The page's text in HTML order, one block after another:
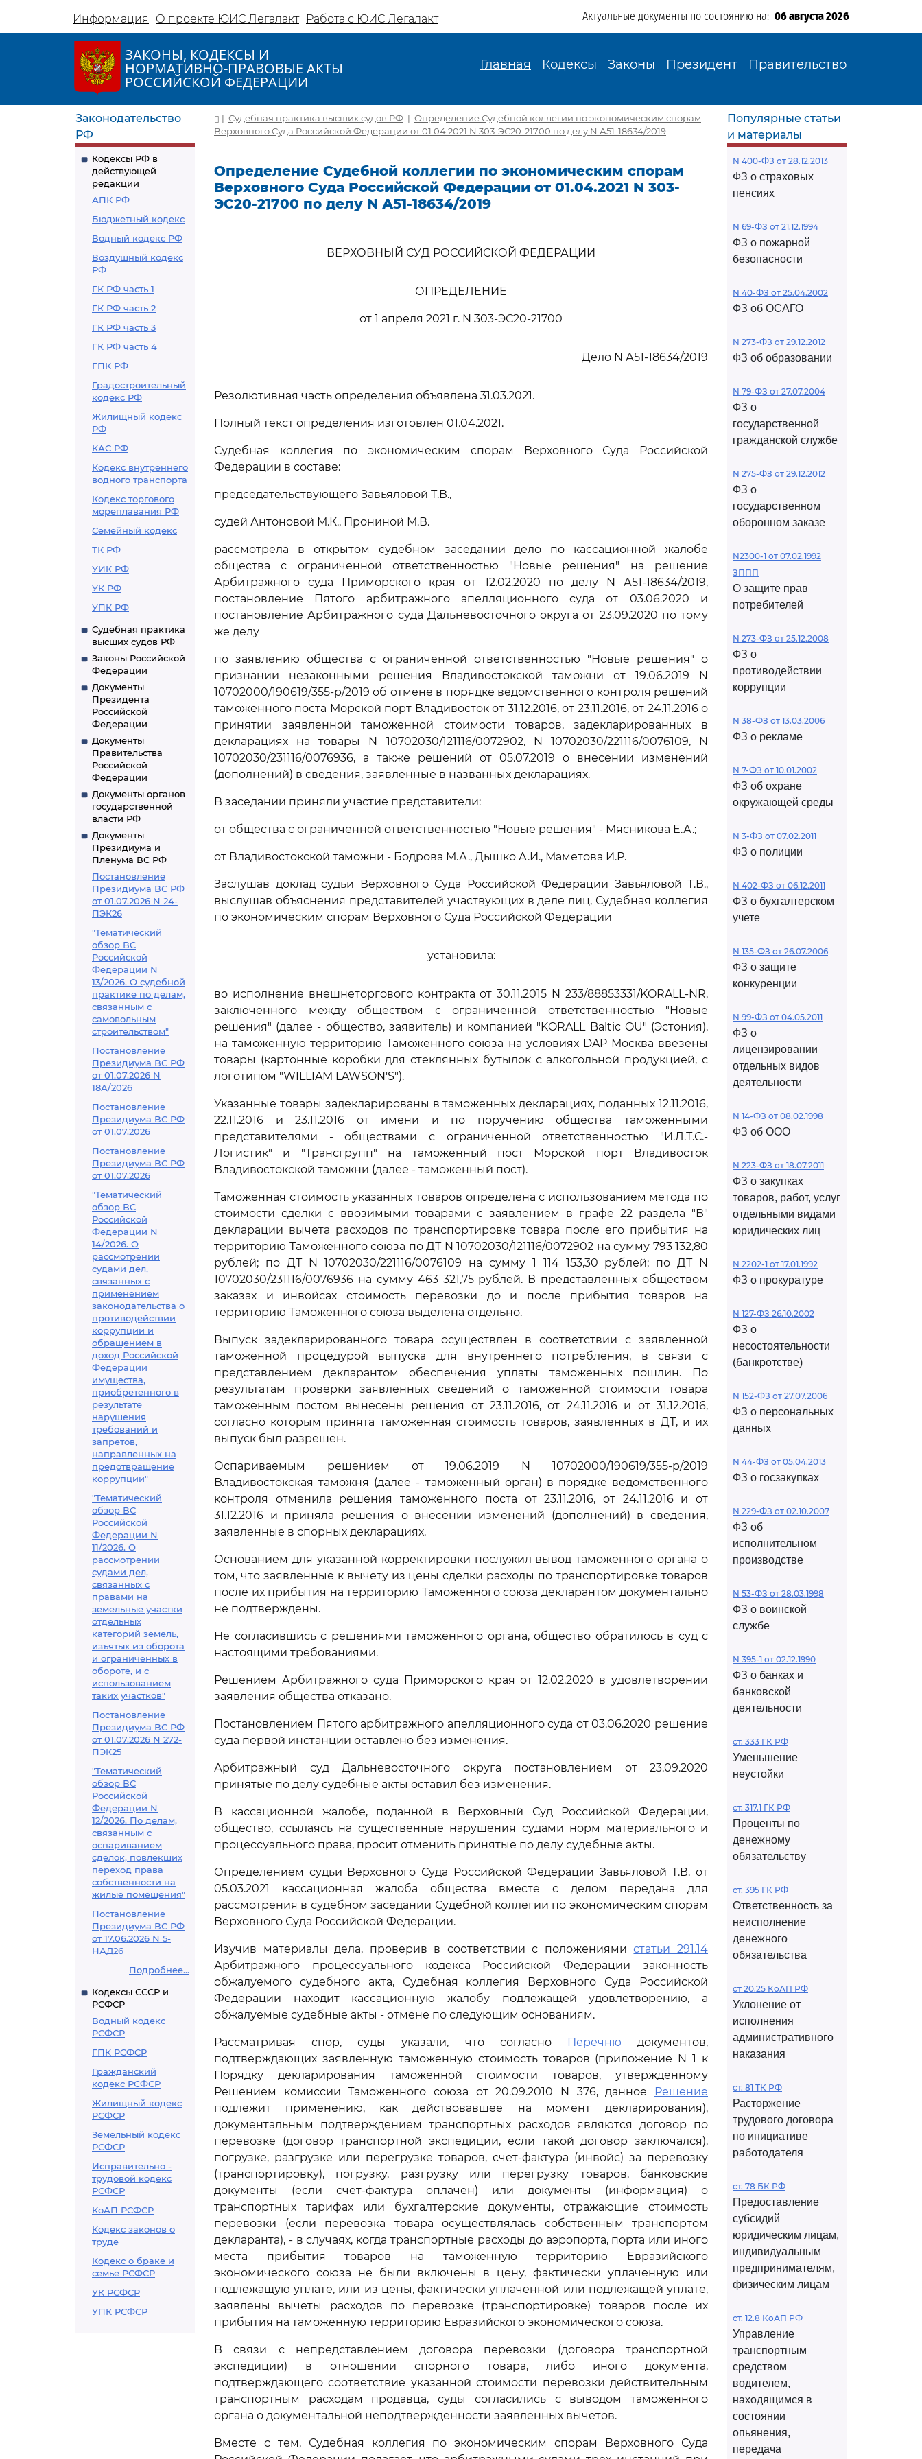
Информация О проекте ЮИС Легалакт Работа с ЮИС Легалакт Актуальные документы по состоянию на: 06 августа 2026
ЗАКОНЫ, КОДЕКСЫ И
НОРМАТИВНО-ПРАВОВЫЕ АКТЫ
РОССИЙСКОЙ ФЕДЕРАЦИИ
Главная Кодексы Законы Президент Правительство
Законодательство
РФ
Кодексы РФ в
действующей
редакции
АПК РФ
Бюджетный кодекс
Водный кодекс РФ
Воздушный кодекс
РФ
ГК РФ часть 1
ГК РФ часть 2
ГК РФ часть 3
ГК РФ часть 4
ГПК РФ
Градостроительный
кодекс РФ
Жилищный кодекс
РФ
КАС РФ
Кодекс внутреннего
водного транспорта
Кодекс торгового
мореплавания РФ
Семейный кодекс
ТК РФ
УИК РФ
УК РФ
УПК РФ
Судебная практика
высших судов РФ
Законы Российской
Федерации
Документы
Президента
Российской
Федерации
Документы
Правительства
Российской
Федерации
Документы органов
государственной
власти РФ
Документы
Президиума и
Пленума ВС РФ
Постановление
Президиума ВС РФ
от 01.07.2026 N 24-
ПЭК26
"Тематический
обзор ВС
Российской
Федерации N
13/2026. О судебной
практике по делам,
связанным с
самовольным
строительством"
Постановление
Президиума ВС РФ
от 01.07.2026 N
18А/2026
Постановление
Президиума ВС РФ
от 01.07.2026
Постановление
Президиума ВС РФ
от 01.07.2026
"Тематический
обзор ВС
Российской
Федерации N
14/2026. О
рассмотрении
судами дел,
связанных с
применением
законодательства о
противодействии
коррупции и
обращением в
доход Российской
Федерации
имущества,
приобретенного в
результате
нарушения
требований и
запретов,
направленных на
предотвращение
коррупции"
"Тематический
обзор ВС
Российской
Федерации N
11/2026. О
рассмотрении
судами дел,
связанных с
правами на
земельные участки
отдельных
категорий земель,
изъятых из оборота
и ограниченных в
обороте, и с
использованием
таких участков"
Постановление
Президиума ВС РФ
от 01.07.2026 N 272-
ПЭК25
"Тематический
обзор ВС
Российской
Федерации N
12/2026. По делам,
связанным с
оспариванием
сделок, повлекших
переход права
собственности на
жилые помещения"
Постановление
Президиума ВС РФ
от 17.06.2026 N 5-
НАД26
Подробнее...
Кодексы СССР и
РСФСР
Водный кодекс
РСФСР
ГПК РСФСР
Гражданский
кодекс РСФСР
Жилищный кодекс
РСФСР
Земельный кодекс
РСФСР
Исправительно -
трудовой кодекс
РСФСР
КоАП РСФСР
Кодекс законов о
труде
Кодекс о браке и
семье РСФСР
УК РСФСР
УПК РСФСР
| Судебная практика высших судов РФ | Определение Судебной коллегии по экономическим спорам
Верховного Суда Российской Федерации от 01.04.2021 N 303-ЭС20-21700 по делу N А51-18634/2019
Определение Судебной коллегии по экономическим спорам
Верховного Суда Российской Федерации от 01.04.2021 N 303-
ЭС20-21700 по делу N А51-18634/2019
ВЕРХОВНЫЙ СУД РОССИЙСКОЙ ФЕДЕРАЦИИ
ОПРЕДЕЛЕНИЕ
от 1 апреля 2021 г. N 303-ЭС20-21700
Дело N А51-18634/2019
Резолютивная часть определения объявлена 31.03.2021.
Полный текст определения изготовлен 01.04.2021.
Судебная коллегия по экономическим спорам Верховного Суда Российской
Федерации в составе:
председательствующего Завьяловой Т.В.,
судей Антоновой М.К., Прониной М.В.
рассмотрела в открытом судебном заседании дело по кассационной жалобе
общества с ограниченной ответственностью "Новые решения" на решение
Арбитражного суда Приморского края от 12.02.2020 по делу N А51-18634/2019,
постановление Пятого арбитражного апелляционного суда от 03.06.2020 и
постановление Арбитражного суда Дальневосточного округа от 23.09.2020 по тому
же делу
по заявлению общества с ограниченной ответственностью "Новые решения" о
признании незаконными решения Владивостокской таможни от 19.06.2019 N
10702000/190619/355-р/2019 об отмене в порядке ведомственного контроля решений
таможенного поста Морской порт Владивосток от 31.12.2016, от 23.11.2016, от 24.11.2016 о
принятии заявленной таможенной стоимости товаров, задекларированных в
декларациях на товары N 10702030/121116/0072902, N 10702030/221116/0076109, N
10702030/231116/0076936, а также решений от 05.07.2019 о внесении изменений
(дополнений) в сведения, заявленные в названных декларациях.
В заседании приняли участие представители:
от общества с ограниченной ответственностью "Новые решения" - Мясникова Е.А.;
от Владивостокской таможни - Бодрова М.А., Дышко А.И., Маметова И.Р.
Заслушав доклад судьи Верховного Суда Российской Федерации Завьяловой Т.В.,
выслушав объяснения представителей участвующих в деле лиц, Судебная коллегия
по экономическим спорам Верховного Суда Российской Федерации
установила:
во исполнение внешнеторгового контракта от 30.11.2015 N 233/88853331/KORALL-NR,
заключенного между обществом с ограниченной ответственностью "Новые
решения" (далее - общество, заявитель) и компанией "KORALL Baltic OU" (Эстония),
на таможенную территорию Таможенного союза на условиях DAP Москва ввезены
товары (картонные коробки для стеклянных бутылок с алкогольной продукцией, с
логотипом "WILLIAM LAWSON'S").
Указанные товары задекларированы в таможенных декларациях, поданных 12.11.2016,
22.11.2016 и 23.11.2016 от имени и по поручению общества таможенными
представителями - обществами с ограниченной ответственностью "И.Л.Т.С.-
Логистик" и "Трансгрупп" на таможенный пост Морской порт Владивосток
Владивостокской таможни (далее - таможенный пост).
Таможенная стоимость указанных товаров определена с использованием метода по
стоимости сделки с ввозимыми товарами с заявлением в графе 22 раздела "В"
декларации вычета расходов по транспортировке товара после его прибытия на
территорию Таможенного союза по ДТ N 10702030/121116/0072902 на сумму 793 132,80
рублей; по ДТ N 10702030/221116/0076109 на сумму 1 114 153,30 рублей; по ДТ N
10702030/231116/0076936 на сумму 463 321,75 рублей. В представленных обществом
заказах и инвойсах стоимость перевозки до и после прибытия товаров на
территорию Таможенного союза выделена отдельно.
Выпуск задекларированного товара осуществлен в соответствии с заявленной
таможенной процедурой выпуска для внутреннего потребления, в связи с
представлением декларантом обеспечения уплаты таможенных пошлин. По
результатам проверки заявленных сведений о таможенной стоимости товара
таможенным постом вынесены решения от 23.11.2016, от 24.11.2016 и от 31.12.2016,
согласно которым принята таможенная стоимость товаров, заявленных в ДТ, и их
выпуск был разрешен.
Оспариваемым решением от 19.06.2019 N 10702000/190619/355-р/2019
Владивостокская таможня (далее - таможенный орган) в порядке ведомственного
контроля отменила решения таможенного поста от 23.11.2016, от 24.11.2016 и от
31.12.2016 и приняла решения о внесении изменений (дополнений) в сведения,
заявленные в спорных декларациях.
Основанием для указанной корректировки послужил вывод таможенного органа о
том, что заявленные к вычету из цены сделки расходы по транспортировке товаров
после их прибытия на территорию Таможенного союза декларантом документально
не подтверждены.
Не согласившись с решениями таможенного органа, общество обратилось в суд с
настоящими требованиями.
Решением Арбитражного суда Приморского края от 12.02.2020 в удовлетворении
заявления общества отказано.
Постановлением Пятого арбитражного апелляционного суда от 03.06.2020 решение
суда первой инстанции оставлено без изменения.
Арбитражный суд Дальневосточного округа постановлением от 23.09.2020
принятые по делу судебные акты оставил без изменения.
В кассационной жалобе, поданной в Верховный Суд Российской Федерации,
общество, ссылаясь на существенные нарушения судами норм материального и
процессуального права, просит отменить принятые по делу судебные акты.
Определением судьи Верховного Суда Российской Федерации Завьяловой Т.В. от
05.03.2021 кассационная жалоба общества вместе с делом передана для
рассмотрения в судебном заседании Судебной коллегии по экономическим спорам
Верховного Суда Российской Федерации.
Изучив материалы дела, проверив в соответствии с положениямистатьи 291.14
Арбитражного процессуального кодекса Российской Федерации законность
обжалуемого судебного акта, Судебная коллегия Верховного Суда Российской
Федерации находит кассационную жалобу подлежащей удовлетворению, а
обжалуемые судебные акты - отмене по следующим основаниям.
Рассматривая спор, суды указали, что согласно Перечню документов,
подтверждающих заявленную таможенную стоимость товаров (приложение N 1 к
Порядку декларирования таможенной стоимости товаров, утвержденному
Решением комиссии Таможенного союза от 20.09.2010 N 376, данное
Решение
подлежит применению, как действовавшее на момент декларирования),
документальным подтверждением транспортных расходов являются договор по
перевозке (договор транспортной экспедиции, если такой договор заключался),
погрузке, разгрузке или перегрузке товаров, счет-фактура (инвойс) за перевозку
(транспортировку), погрузку, разгрузку или перегрузку товаров, банковские
документы (если счет-фактура оплачен) или документы (информация) о
транспортных тарифах или бухгалтерские документы, отражающие стоимость
перевозки (если перевозка товара осуществлялась собственным транспортом
декларанта), - в случаях, когда транспортные расходы до аэропорта, порта или иного
места прибытия товаров на таможенную территорию Евразийского
экономического союза не были включены в цену, фактически уплаченную или
подлежащую уплате, или из цены, фактически уплаченной или подлежащей уплате,
заявлены вычеты расходов по перевозке (транспортировке) товаров после их
прибытия на таможенную территорию Евразийского экономического союза.
В связи с непредставлением договора перевозки (договора транспортной
экспедиции) в отношении спорного товара, либо иного документа,
подтверждающего соответствие указанной стоимости перевозки действительным
транспортным расходам продавца, суды согласились с выводом таможенного
органа о документальной неподтвержденности заявленных вычетов.
Вместе с тем, Судебная коллегия по экономическим спорам Верховного Суда
Популярные статьи
и материалы
N 400-ФЗ от 28.12.2013
ФЗ о страховых
пенсиях
N 69-ФЗ от 21.12.1994
ФЗ о пожарной
безопасности
N 40-ФЗ от 25.04.2002
ФЗ об ОСАГО
N 273-ФЗ от 29.12.2012
ФЗ об образовании
N 79-ФЗ от 27.07.2004
ФЗ о
государственной
гражданской службе
N 275-ФЗ от 29.12.2012
ФЗ о
государственном
оборонном заказе
N2300-1 от 07.02.1992
ЗППП
О защите прав
потребителей
N 273-ФЗ от 25.12.2008
ФЗ о
противодействии
коррупции
N 38-ФЗ от 13.03.2006
ФЗ о рекламе
N 7-ФЗ от 10.01.2002
ФЗ об охране
окружающей среды
N 3-ФЗ от 07.02.2011
ФЗ о полиции
N 402-ФЗ от 06.12.2011
ФЗ о бухгалтерском
учете
N 135-ФЗ от 26.07.2006
ФЗ о защите
конкуренции
N 99-ФЗ от 04.05.2011
ФЗ о
лицензировании
отдельных видов
деятельности
N 14-ФЗ от 08.02.1998
ФЗ об ООО
N 223-ФЗ от 18.07.2011
ФЗ о закупках
товаров, работ, услуг
отдельными видами
юридических лиц
N 2202-1 от 17.01.1992
ФЗ о прокуратуре
N 127-ФЗ 26.10.2002
ФЗ о
несостоятельности
(банкротстве)
N 152-ФЗ от 27.07.2006
ФЗ о персональных
данных
N 44-ФЗ от 05.04.2013
ФЗ о госзакупках
N 229-ФЗ от 02.10.2007
ФЗ об
исполнительном
производстве
N 53-ФЗ от 28.03.1998
ФЗ о воинской
службе
N 395-1 от 02.12.1990
ФЗ о банках и
банковской
деятельности
ст. 333 ГК РФ
Уменьшение
неустойки
ст. 317.1 ГК РФ
Проценты по
денежному
обязательству
ст. 395 ГК РФ
Ответственность за
неисполнение
денежного
обязательства
ст 20.25 КоАП РФ
Уклонение от
исполнения
административного
наказания
ст. 81 ТК РФ
Расторжение
трудового договора
по инициативе
работодателя
ст. 78 БК РФ
Предоставление
субсидий
юридическим лицам,
индивидуальным
предпринимателям,
физическим лицам
ст. 12.8 КоАП РФ
Управление
транспортным
средством
водителем,
находящимся в
состоянии
опьянения,
передача